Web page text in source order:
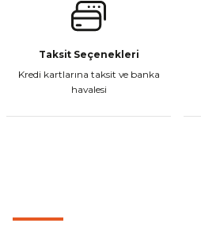
Taksit Seçenekleri
Kredi kartlarına taksit ve banka
havalesi